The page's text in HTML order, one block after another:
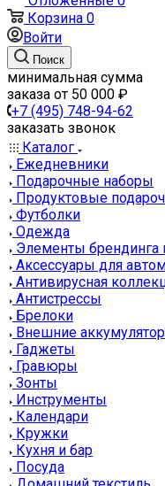
Корзина 0
Войти
Поиск
минимальная сумма
заказа от 50 000 ₽
+7 (495) 748-94-62
заказать звонок
Каталог
Ежедневники
Подарочные наборы
Продуктовые
Футболки
Одежда
Элементы брендинга
Аксессуары для
Антивирусная
Антистрессы
Брелоки
Внешние
Гаджеты
Гравюры
Зонты
Инструменты
Календари
Кружки
Кухня и бар
Посуда